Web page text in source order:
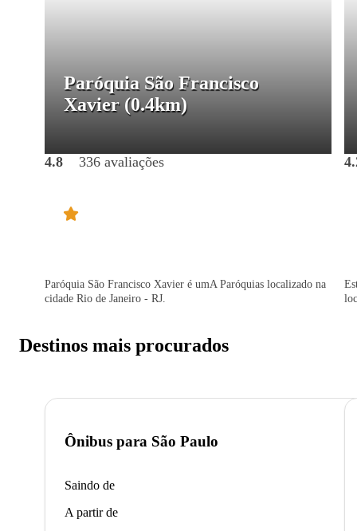
Paróquia São Francisco
Xavier (0.4km)
4.8 336 avaliações
Paróquia São Francisco Xavier é umA Paróquias localizado na
cidade Rio de Janeiro - RJ.
Destinos mais procurados
Ônibus para São Paulo
Saindo de
A partir de